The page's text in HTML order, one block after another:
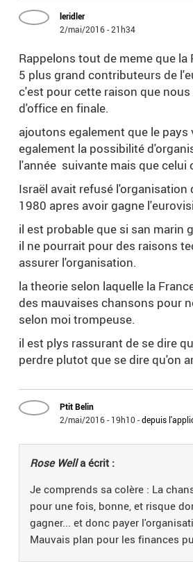
leridler
2/mai/2016 - 21h34
Rappelons tout de meme que la
5 plus grand contributeurs de
c'est pour cette raison que
d'office en finale.
ajoutons egalement que le pays
egalement la possibilité
l'année suivante mais que celui
Israël avait refusé l'organisation
1980 apres avoir gagne
il est probable que si san marin
il ne pourrait pour des raisons
assurer l'organisation.
la theorie selon laquelle la
des mauvaises chansons pour
selon moi trompeuse.
il est plys rassurant de se dire
perdre plutot que se dire qu'on
Ptit Belin
2/mai/2016 - 19h10 -depuis
Rose Wella écrit :
Je comprends sa colère : La
pour une fois, bonne, et risque
gagner... et donc payer
Mauvais plan pour les finances